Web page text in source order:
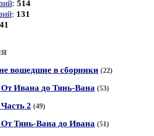
: 514
: 131
вошедшие в сборники (22)
Ивана до Тянь-Вана (53)
2 (49)
Тянь-Вана до Ивана (51)